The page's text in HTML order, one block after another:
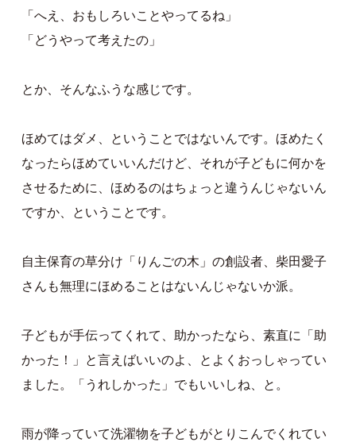
「へえ、おもしろいことやってるね」
「どうやって考えたの」
とか、そんなふうな感じです。
ほめてはダメ、ということではないんです。ほめたく
なったらほめていいんだけど、それが子どもに何かを
させるために、ほめるのはちょっと違うんじゃないん
ですか、ということです。
自主保育の草分け「りんごの木」の創設者、柴田愛子
さんも無理にほめることはないんじゃないか派。
子どもが手伝ってくれて、助かったなら、素直に「助
かった！」と言えばいいのよ、とよくおっしゃってい
ました。「うれしかった」でもいいしね、と。
雨が降っていて洗濯物を子どもがとりこんでくれてい